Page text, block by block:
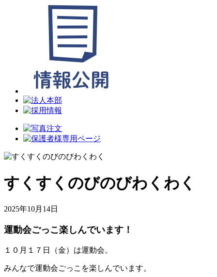
すくすくのびのびわくわく
2025年10月14日
運動会ごっこ楽しんでいます！
１０月１７日（金）は運動会。
みんなで運動会ごっこを楽しんでいます。